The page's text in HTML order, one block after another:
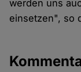
werden uns
einsetzen", so